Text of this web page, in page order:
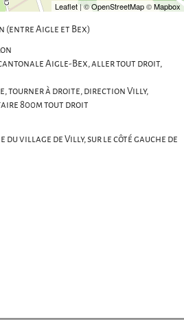
Leaflet | ©OpenStreetMap©Mapbox
(entre Aigle et Bex)
Aigle-Bex, aller tout droit,
tourner à droite, direction Villy,
800m tout droit
du village de Villy, sur le côté gauche de